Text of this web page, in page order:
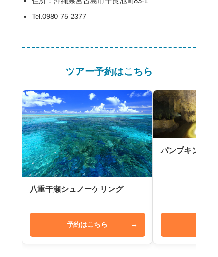
Tel.0980-75-2377
ツアー予約はこちら
八重干瀬シュノーケリング
予約はこちら →
パンプキン鍾乳